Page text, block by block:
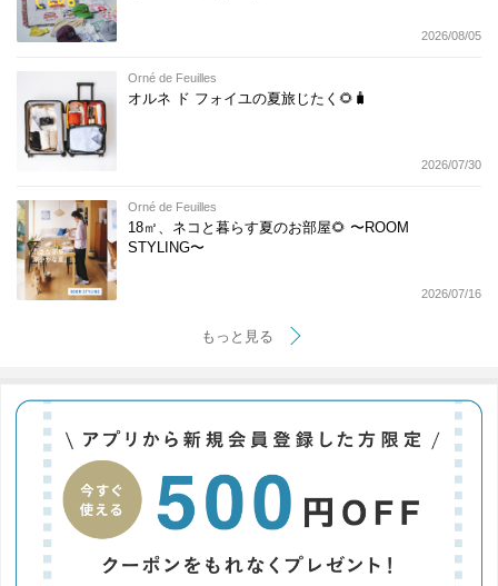
2026/08/05
Orné de Feuilles
オルネ ド フォイユの夏旅じたく🌻🧳
2026/07/30
Orné de Feuilles
18㎡、ネコと暮らす夏のお部屋🌻 〜ROOM
STYLING〜
2026/07/16
もっと見る